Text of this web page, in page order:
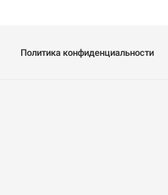
Политика конфиденциальности